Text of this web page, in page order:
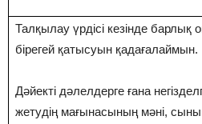
Талқылау үрдісі кезінде
бірегей қатысуын қадағалаймын.
Дәйекті дәлелдерге ғана
жетудің мағынасының мәні,